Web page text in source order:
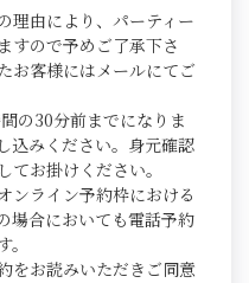
理由により、パーティー
すので予めご了承下さ
お客様にはメールにてご
の30分前までになりま
込みください。身元確認
てお掛けください。
ンライン予約枠における
場合においても電話予約
をお読みいただきご同意